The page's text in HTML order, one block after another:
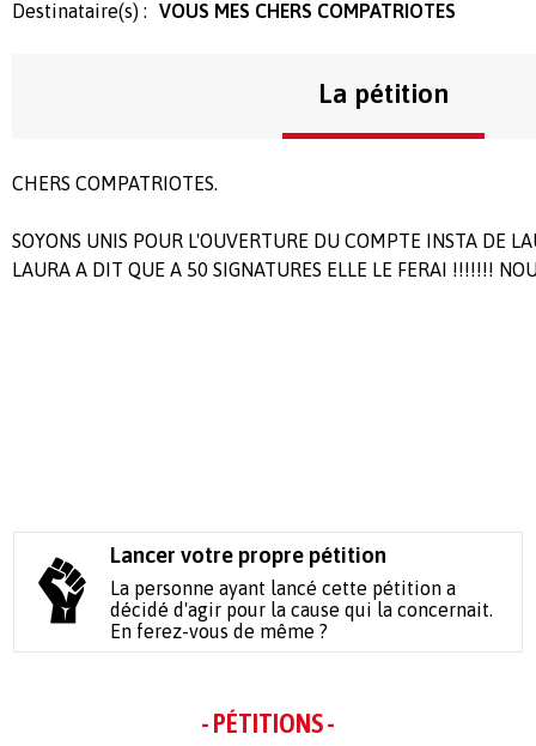
Destinataire(s) :
VOUS MES CHERS COMPATRIOTES
La pétition
CHERS COMPATRIOTES.
SOYONS UNIS POUR L'OUVERTURE DU COMPTE INSTA DE
LAURA A DIT QUE A 50 SIGNATURES ELLE LE FERAI !!!!!!!
Lancer votre propre pétition
La personne ayant lancé cette pétition a
décidé d'agir pour la cause qui la concernait.
En ferez-vous de même ?
- PÉTITIONS -